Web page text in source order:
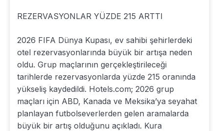
REZERVASYONLAR YÜZDE 215 ARTTI
2026 FIFA Dünya Kupası, ev sahibi şehirlerdeki
otel rezervasyonlarında büyük bir artışa neden
oldu. Grup maçlarının gerçekleştirileceği
tarihlerde rezervasyonlarda yüzde 215 oranında
yükseliş kaydedildi. Hotels.com; 2026 grup
maçları için ABD, Kanada ve Meksika’ya seyahat
planlayan futbolseverlerden gelen aramalarda
büyük bir artış olduğunu açıkladı. Kura